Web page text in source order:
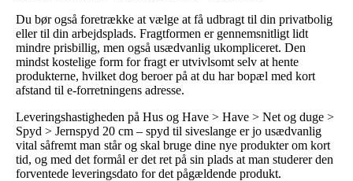
Du bør også foretrække at vælge at få udbragt til din privatbolig
eller til din arbejdsplads. Fragtformen er gennemsnitligt lidt
mindre prisbillig, men også usædvanlig ukompliceret. Den
mindst kostelige form for fragt er utvivlsomt selv at hente
produkterne, hvilket dog beroer på at du har bopæl med kort
afstand til e-forretningens adresse.
Leveringshastigheden på Hus og Have > Have > Net og duge >
Spyd > Jernspyd 20 cm – spyd til siveslange er jo usædvanlig
vital såfremt man står og skal bruge dine nye produkter om kort
tid, og med det formål er det ret på sin plads at man studerer den
forventede leveringsdato for det pågældende produkt.